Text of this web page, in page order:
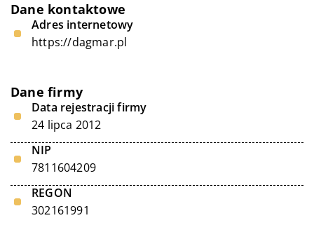
Dane kontaktowe
Adres internetowy
https://dagmar.pl
Dane firmy
Data rejestracji firmy
24 lipca 2012
NIP
7811604209
REGON
302161991